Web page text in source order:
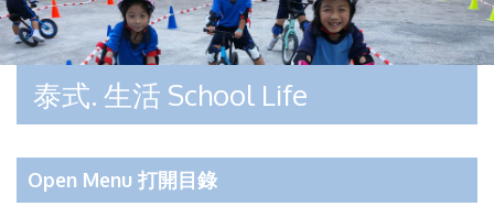
泰式. 生活 School Life
Open Menu 打開目錄